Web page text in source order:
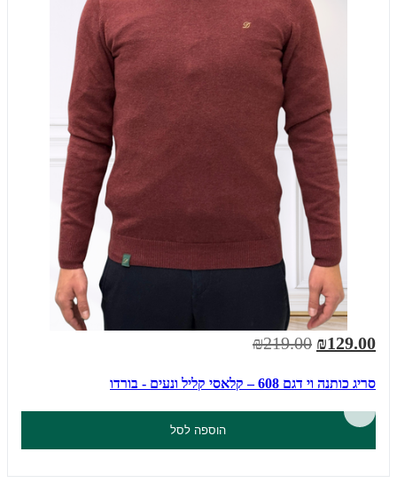
₪129.00
₪219.00
סריג כותנה וי דגם 608 – קלאסי קליל ונעים - בורדו
הוספה לסל